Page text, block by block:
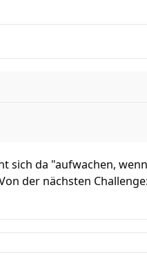
sich da "aufwachen,
der nächsten